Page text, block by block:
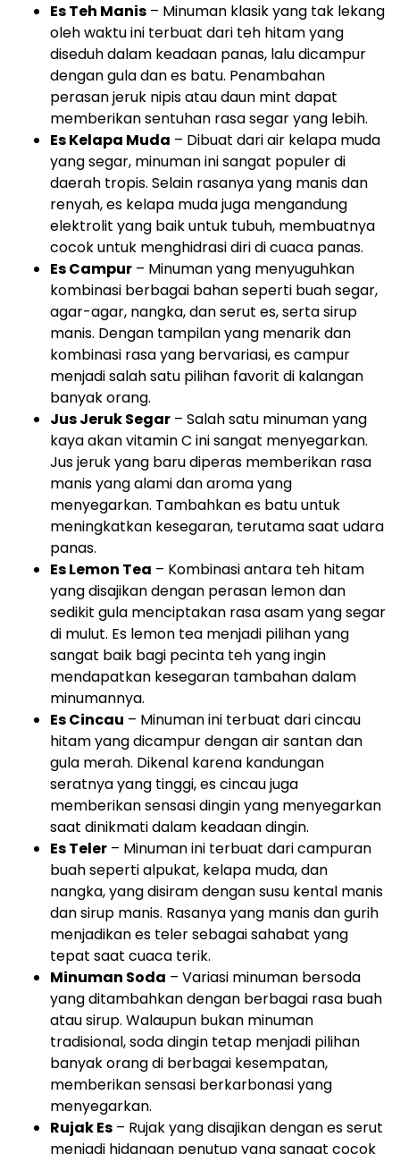
Es Teh Manis – Minuman klasik yang tak lekang
oleh waktu ini terbuat dari teh hitam yang
diseduh dalam keadaan panas, lalu dicampur
dengan gula dan es batu. Penambahan
perasan jeruk nipis atau daun mint dapat
memberikan sentuhan rasa segar yang lebih.
Es Kelapa Muda – Dibuat dari air kelapa muda
yang segar, minuman ini sangat populer di
daerah tropis. Selain rasanya yang manis dan
renyah, es kelapa muda juga mengandung
elektrolit yang baik untuk tubuh, membuatnya
cocok untuk menghidrasi diri di cuaca panas.
Es Campur – Minuman yang menyuguhkan
kombinasi berbagai bahan seperti buah segar,
agar-agar, nangka, dan serut es, serta sirup
manis. Dengan tampilan yang menarik dan
kombinasi rasa yang bervariasi, es campur
menjadi salah satu pilihan favorit di kalangan
banyak orang.
Jus Jeruk Segar – Salah satu minuman yang
kaya akan vitamin C ini sangat menyegarkan.
Jus jeruk yang baru diperas memberikan rasa
manis yang alami dan aroma yang
menyegarkan. Tambahkan es batu untuk
meningkatkan kesegaran, terutama saat udara
panas.
Es Lemon Tea – Kombinasi antara teh hitam
yang disajikan dengan perasan lemon dan
sedikit gula menciptakan rasa asam yang segar
di mulut. Es lemon tea menjadi pilihan yang
sangat baik bagi pecinta teh yang ingin
mendapatkan kesegaran tambahan dalam
minumannya.
Es Cincau – Minuman ini terbuat dari cincau
hitam yang dicampur dengan air santan dan
gula merah. Dikenal karena kandungan
seratnya yang tinggi, es cincau juga
memberikan sensasi dingin yang menyegarkan
saat dinikmati dalam keadaan dingin.
Es Teler – Minuman ini terbuat dari campuran
buah seperti alpukat, kelapa muda, dan
nangka, yang disiram dengan susu kental manis
dan sirup manis. Rasanya yang manis dan gurih
menjadikan es teler sebagai sahabat yang
tepat saat cuaca terik.
Minuman Soda – Variasi minuman bersoda
yang ditambahkan dengan berbagai rasa buah
atau sirup. Walaupun bukan minuman
tradisional, soda dingin tetap menjadi pilihan
banyak orang di berbagai kesempatan,
memberikan sensasi berkarbonasi yang
menyegarkan.
Rujak Es – Rujak yang disajikan dengan es serut
menjadi hidangan penutup yang sangat cocok